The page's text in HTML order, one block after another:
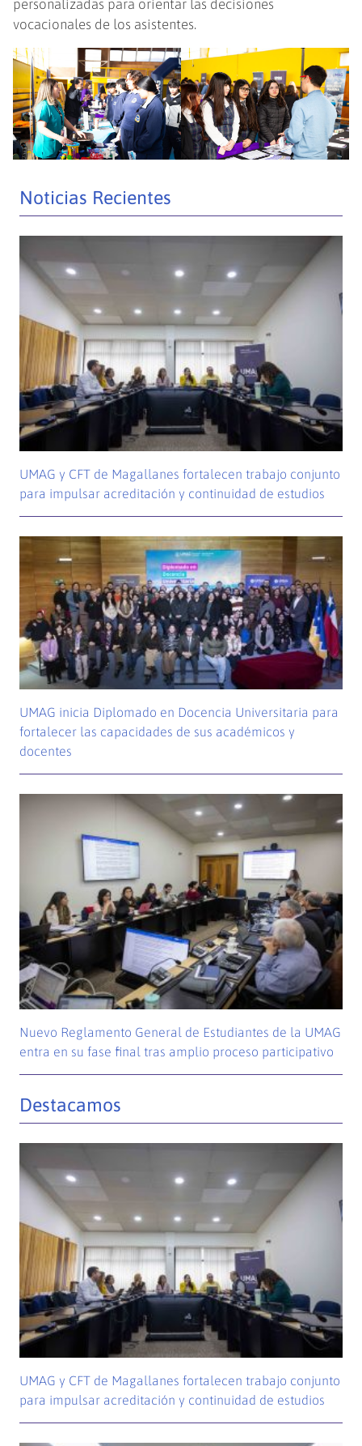
personalizadas para orientar las decisiones
vocacionales de los asistentes.
Noticias Recientes
UMAG y CFT de Magallanes fortalecen trabajo conjunto
para impulsar acreditación y continuidad de estudios
UMAG inicia Diplomado en Docencia Universitaria para
fortalecer las capacidades de sus académicos y
docentes
Nuevo Reglamento General de Estudiantes de la UMAG
entra en su fase final tras amplio proceso participativo
Destacamos
UMAG y CFT de Magallanes fortalecen trabajo conjunto
para impulsar acreditación y continuidad de estudios